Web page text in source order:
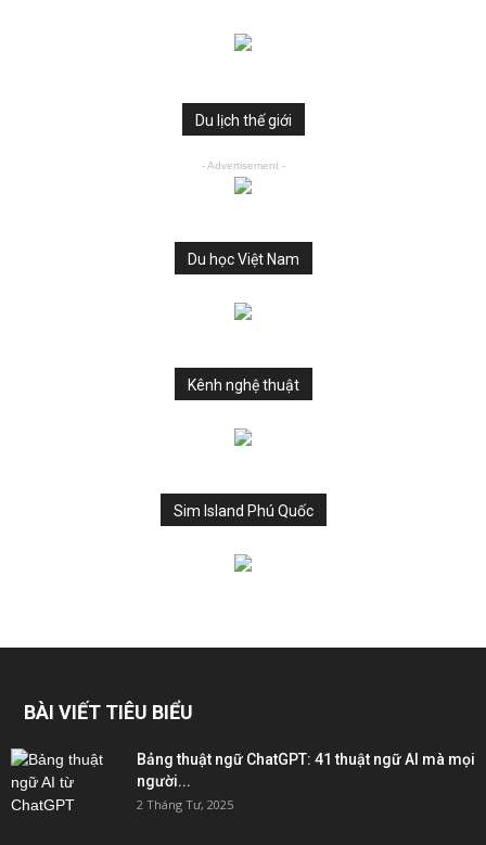
Du lịch thế giới
- Advertisement -
Du học Việt Nam
Kênh nghệ thuật
Sim Island Phú Quốc
BÀI VIẾT TIÊU BIỂU
Bảng thuật ngữ ChatGPT: 41 thuật ngữ AI mà mọi
người...
2 Tháng Tư, 2025